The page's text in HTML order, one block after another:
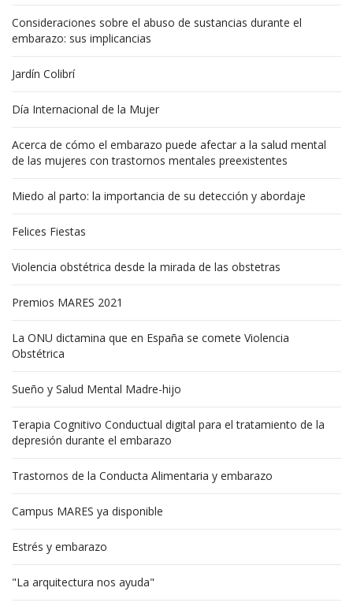
Consideraciones sobre el abuso de sustancias durante el
embarazo: sus implicancias
Jardín Colibrí
Día Internacional de la Mujer
Acerca de cómo el embarazo puede afectar a la salud mental
de las mujeres con trastornos mentales preexistentes
Miedo al parto: la importancia de su detección y abordaje
Felices Fiestas
Violencia obstétrica desde la mirada de las obstetras
Premios MARES 2021
La ONU dictamina que en España se comete Violencia
Obstétrica
Sueño y Salud Mental Madre-hijo
Terapia Cognitivo Conductual digital para el tratamiento de la
depresión durante el embarazo
Trastornos de la Conducta Alimentaria y embarazo
Campus MARES ya disponible
Estrés y embarazo
"La arquitectura nos ayuda"